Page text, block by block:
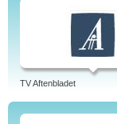
TV Aftenbladet